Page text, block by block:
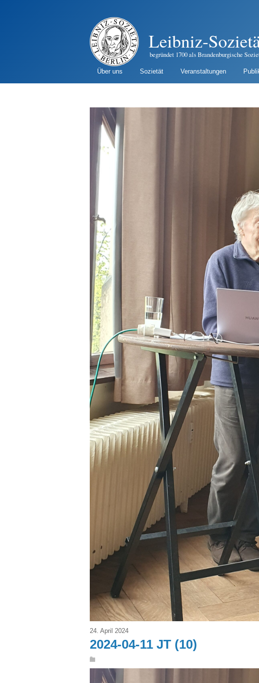
Leibniz-
begründet 1700 als Brandenburgische
Über uns Sozietät Veranstaltungen
24. April 2024
2024-04-11 JT (10)